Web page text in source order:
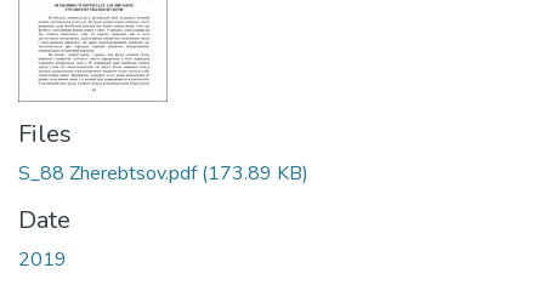
Files
S_88 Zherebtsov.pdf(173.89 KB)
Date
2019